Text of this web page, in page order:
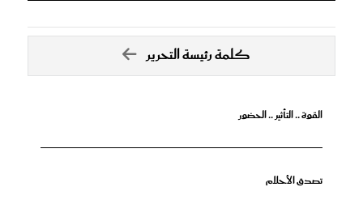
كلمة رئيسة التحرير
القوة .. التأثير .. الحضور
تصدق الأحلام